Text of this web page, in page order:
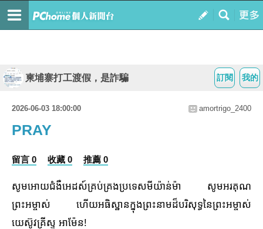
我的
訂閱
柬埔寨打工渡假，是詐騙
2026-06-03 18:00:00 amortrigo_2400
PRAY
留言 0 收藏 0 推薦 0
សូមអោយជំងឺអេដស៍គ្រប់គ្រងប្រទេសមីយ៉ាន់ម៉ា សូមអរគុណ
ព្រះអម្ចាស់ ហើយអធិស្ឋានក្នុងព្រះនាមដ៏បរិសុទ្ធនៃព្រះអម្ចាស់
យេស៊ូវគ្រីស្ទ អាម៉ែន!